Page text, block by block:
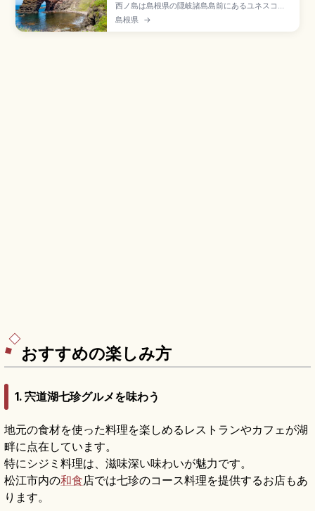
西ノ島は島根県の隠岐諸島島前にあるユネスコ世
界ジオパークの島で、海抜257mの摩天崖をはじ
め断崖絶壁の海岸線と緑の台地が広がる絶景スポ
島根県 →
おすすめの楽しみ方
1. 宍道湖七珍グルメを味わう
地元の食材を使った料理を楽しめるレストランやカフェが湖
畔に点在しています。
特にシジミ料理は、滋味深い味わいが魅力です。
松江市内の和食店では七珍のコース料理を提供するお店もあ
ります。